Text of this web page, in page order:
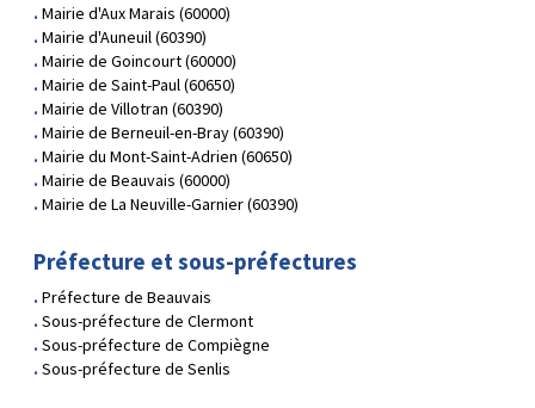
Mairie d'Aux Marais (60000)
Mairie d'Auneuil (60390)
Mairie de Goincourt (60000)
Mairie de Saint-Paul (60650)
Mairie de Villotran (60390)
Mairie de Berneuil-en-Bray (60390)
Mairie du Mont-Saint-Adrien (60650)
Mairie de Beauvais (60000)
Mairie de La Neuville-Garnier (60390)
Préfecture et sous-préfectures
Préfecture de Beauvais
Sous-préfecture de Clermont
Sous-préfecture de Compiègne
Sous-préfecture de Senlis